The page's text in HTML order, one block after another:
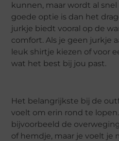
kunnen, maar wordt al
goede optie is dan het
jurkje biedt vooral op de
comfort. Als je geen jurkje
leuk shirtje kiezen of voor
wat het best bij jou past.
Het belangrijkste bij de
voelt om erin rond te
bijvoorbeeld de
of hemdje, maar je voelt je